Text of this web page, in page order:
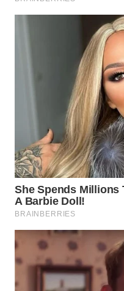
WAHANA
WAHANA
INFRASTRUKTUR
WAHANA
KONSUMEN
WAHANA
LISTRIK
WAHANA
TRAVEL